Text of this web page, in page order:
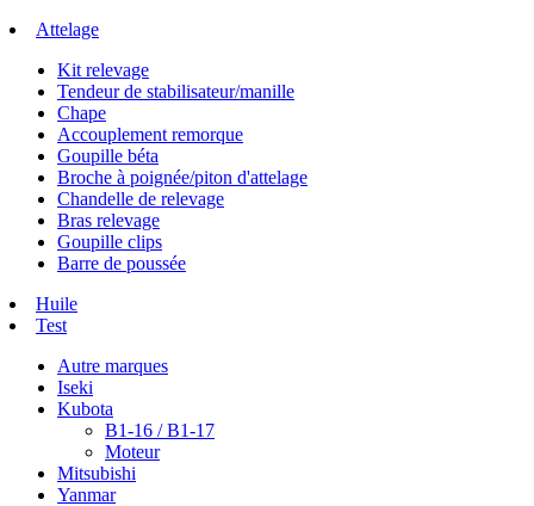
Attelage
Kit relevage
Tendeur de stabilisateur/manille
Chape
Accouplement remorque
Goupille béta
Broche à poignée/piton d'attelage
Chandelle de relevage
Bras relevage
Goupille clips
Barre de poussée
Huile
Test
Autre marques
Iseki
Kubota
B1-16 / B1-17
Moteur
Mitsubishi
Yanmar